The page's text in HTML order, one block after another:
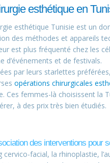
esthétique en
esthétique Tunisie est un
des méthodes et appareils
est plus fréquenté chez les
d’événements et de festivals.
par leurs starlettes
opérations chirurgicales
Ces femmes-là choisissent la
à des prix très bien étudiés.
des interventions pour
cervico-facial, la rhinoplastie,